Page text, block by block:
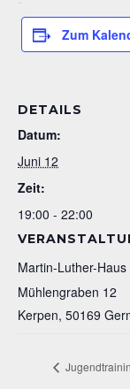
Zum
DETAILS
Datum:
Juni 12
Zeit:
19:00 - 22:00
Martin-Luther-Haus
Mühlengraben 12
Kerpen, 50169